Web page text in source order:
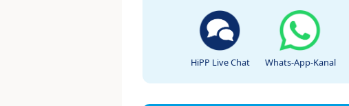
HiPP Live Chat Whats-App-Kanal